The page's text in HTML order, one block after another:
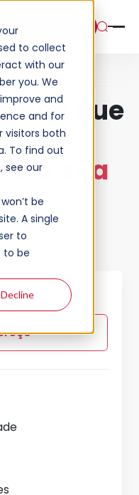
to collect
with our
you. We
and
and for
visitors both
To find out
see our
be
A single
to
to be
Decline
demonstração
que
sua